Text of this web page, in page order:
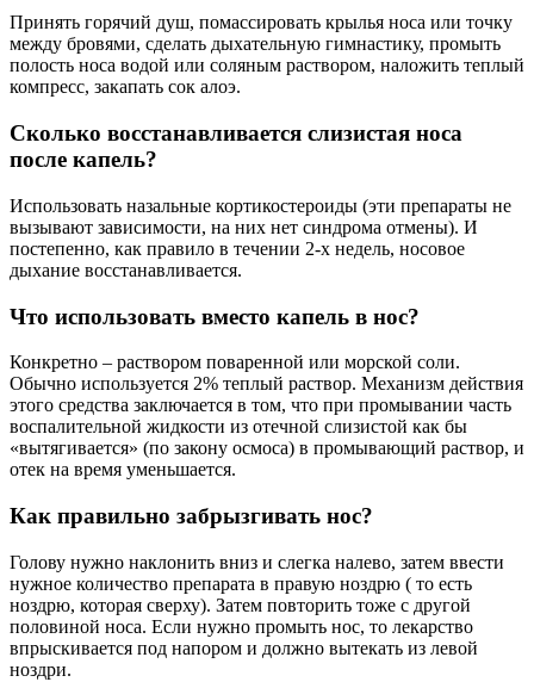
Принять горячий душ, помассировать крылья носа или точку
между бровями, сделать дыхательную гимнастику, промыть
полость носа водой или соляным раствором, наложить теплый
компресс, закапать сок алоэ.
Сколько восстанавливается слизистая носа
после капель?
Использовать назальные кортикостероиды (эти препараты не
вызывают зависимости, на них нет синдрома отмены). И
постепенно, как правило в течении 2-х недель, носовое
дыхание восстанавливается.
Что использовать вместо капель в нос?
Конкретно – раствором поваренной или морской соли.
Обычно используется 2% теплый раствор. Механизм действия
этого средства заключается в том, что при промывании часть
воспалительной жидкости из отечной слизистой как бы
«вытягивается» (по закону осмоса) в промывающий раствор, и
отек на время уменьшается.
Как правильно забрызгивать нос?
Голову нужно наклонить вниз и слегка налево, затем ввести
нужное количество препарата в правую ноздрю ( то есть
ноздрю, которая сверху). Затем повторить тоже с другой
половиной носа. Если нужно промыть нос, то лекарство
впрыскивается под напором и должно вытекать из левой
ноздри.